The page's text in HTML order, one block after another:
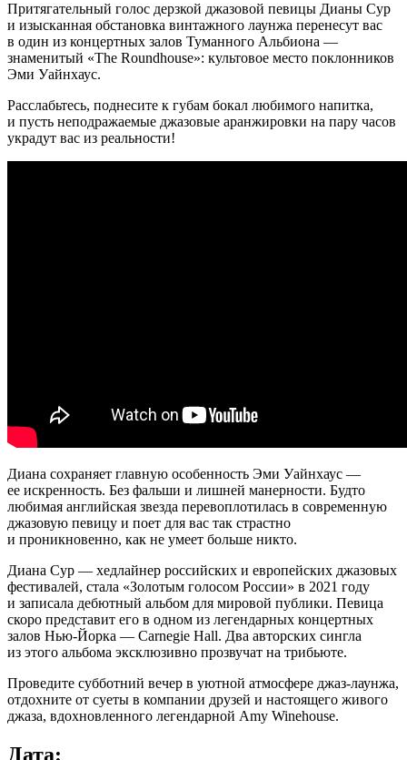
Притягательный голос дерзкой джазовой певицы Дианы Сур
и изысканная обстановка винтажного лаунжа перенесут вас
в один из концертных залов Туманного Альбиона —
знаменитый «The Roundhouse»: культовое место поклонников
Эми Уайнхаус.
Расслабьтесь, поднесите к губам бокал любимого напитка,
и пусть неподражаемые джазовые аранжировки на пару часов
украдут вас из реальности!
Диана сохраняет главную особенность Эми Уайнхаус —
ее искренность. Без фальши и лишней манерности. Будто
любимая английская звезда перевоплотилась в современную
джазовую певицу и поет для вас так страстно
и проникновенно, как не умеет больше никто.
Диана Сур — хедлайнер российских и европейских джазовых
фестивалей, стала «Золотым голосом России» в 2021 году
и записала дебютный альбом для мировой публики. Певица
скоро представит его в одном из легендарных концертных
залов Нью-Йорка — Carnegie Hall. Два авторских сингла
из этого альбома эксклюзивно прозвучат на трибьюте.
Проведите субботний вечер в уютной атмосфере джаз-лаунжа,
отдохните от суеты в компании друзей и настоящего живого
джаза, вдохновленного легендарной Amy Winehouse.
Дата: